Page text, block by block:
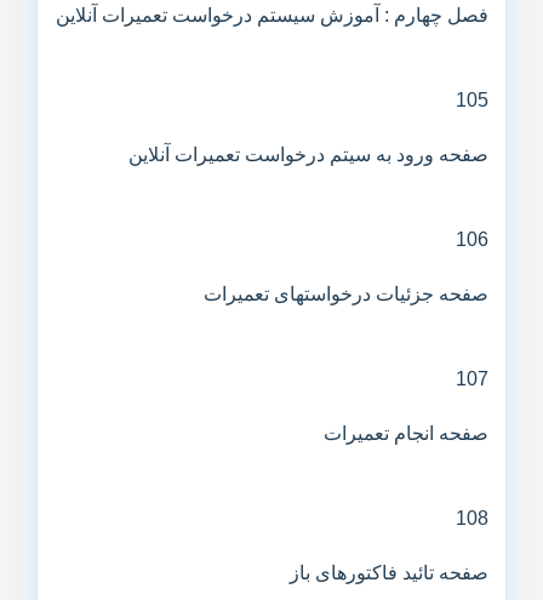
فصل چهارم : آموزش سیستم درخواست تعمیرات آنلاین
105
صفحه ورود به سیتم درخواست تعمیرات آنلاین
106
صفحه جزئیات درخواستهای تعمیرات
107
صفحه انجام تعمیرات
108
صفحه تائید فاکتورهای باز